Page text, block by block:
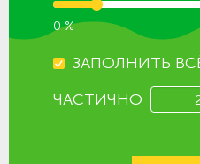
0 %
ЗАПОЛНИТЬ
ЧАСТИЧНО